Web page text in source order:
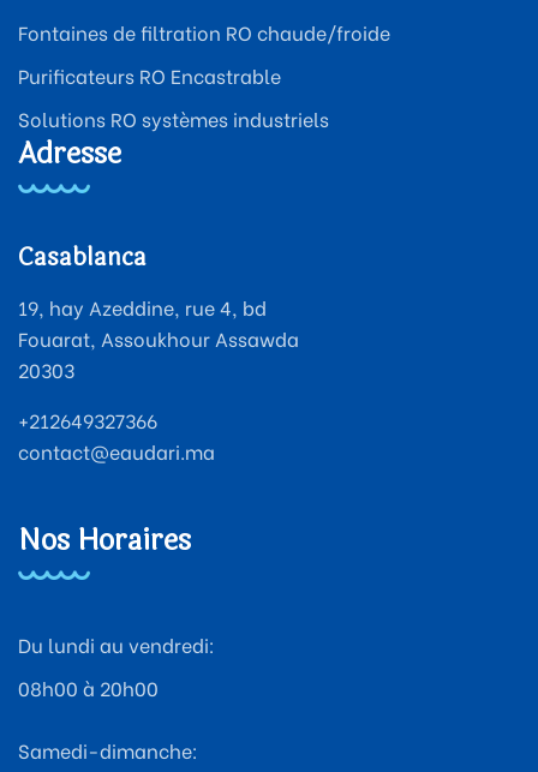
Fontaines de filtration RO chaude/froide
Purificateurs RO Encastrable
Solutions RO systèmes industriels
Adresse
Casablanca
19, hay Azeddine, rue 4, bd
Fouarat, Assoukhour Assawda
20303
+212649327366
contact@eaudari.ma
Nos Horaires
Du lundi au vendredi:
08h00 à 20h00
Samedi-dimanche: